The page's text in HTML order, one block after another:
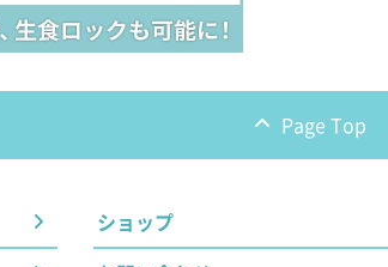
Page Top
ショップ